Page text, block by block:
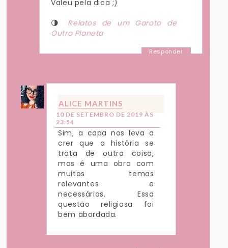
Valeu pela dica ;)
🌗 Relatos de um Garoto de
Outro Planeta
Responder
ALICE MARTINS
10 DE SETEMBRO DE 2019 ÀS
23:54
Sim, a capa nos leva a
crer que a história se
trata de outra coisa,
mas é uma obra com
muitos temas
relevantes e
necessários. Essa
questão religiosa foi
bem abordada.